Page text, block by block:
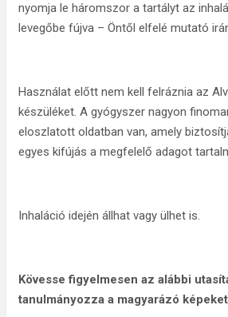
nyomja le háromszor a tartályt az
levegőbe fújva – Öntől elfelé mutató
Használat előtt nem kell felráznia az
készüléket. A gyógyszer nagyon
eloszlatott oldatban van, amely
egyes kifújás a megfelelő adagot
Inhaláció idején állhat vagy ülhet is.
Kövesse figyelmesen az alábbi
tanulmányozza a magyarázó